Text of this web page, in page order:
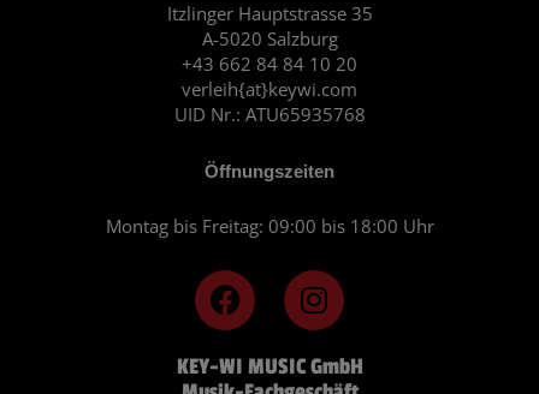
KEY-WI MUSIC GmbH
F
a
c
e
I
n
s
t
Itzlinger Hauptstrasse 35
A-5020 Salzburg
+43 662 84 84 10 20
verleih{at}keywi.com
UID Nr.: ATU65935768
Öffnungszeiten
Montag bis Freitag: 09:00 bis 18:00 Uhr